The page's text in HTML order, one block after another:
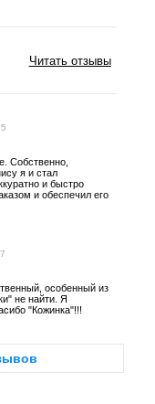
Читать отзывы
Собственно,
я и стал
и быстро
и обеспечил его
особенный из
не найти. Я
"Кожинка"!!!